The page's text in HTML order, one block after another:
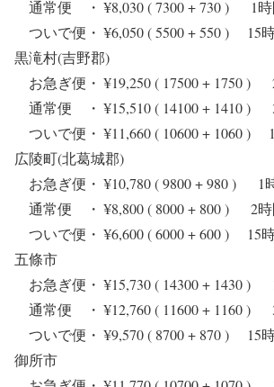
通常便 ・ ¥8,030 ( 7300 + 730 ) 1時
ついで便・ ¥6,050 ( 5500 + 550 ) 15
黒滝村(吉野郡)
お急ぎ便・ ¥19,250 ( 17500 + 1750 )
通常便 ・ ¥15,510 ( 14100 + 1410 )
ついで便・ ¥11,660 ( 10600 + 1060 )
広陵町(北葛城郡)
お急ぎ便・ ¥10,780 ( 9800 + 980 ) 1
通常便 ・ ¥8,800 ( 8000 + 800 ) 2時
ついで便・ ¥6,600 ( 6000 + 600 ) 15
五條市
お急ぎ便・ ¥15,730 ( 14300 + 1430 )
通常便 ・ ¥12,760 ( 11600 + 1160 )
ついで便・ ¥9,570 ( 8700 + 870 ) 15
御所市